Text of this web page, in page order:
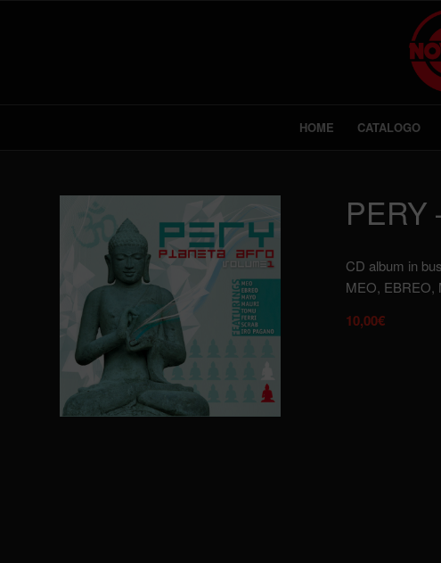
HOME CATALOGO
PERY
CD album in
MEO, EBREO,
10,00€